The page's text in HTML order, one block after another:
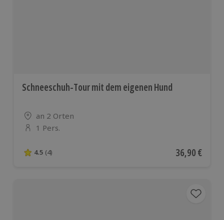
Schneeschuh-Tour mit dem eigenen Hund
Standort
an 2 Orten
Anzahl der Teilnehmer
1 Pers.
4.5 von 5 Sternen basierend auf 4 Bewertungen
4.5 (4) Aktueller
36,90 €